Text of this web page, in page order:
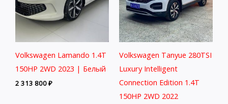
Volkswagen Lamando 1.4T
150HP 2WD 2023 | Белый
2 313 800₽
Volkswagen Tanyue 280TSI
Luxury Intelligent
Connection Edition 1.4T
150HP 2WD 2022